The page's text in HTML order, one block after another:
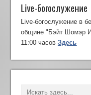
Live-богослужение
Live-богослужение в
общине "Бэйт Шомэр
11:00 часовЗдесь